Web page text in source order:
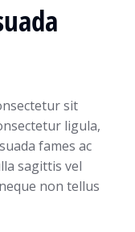
sit
ligula,
fames ac
sagittis vel
non tellus